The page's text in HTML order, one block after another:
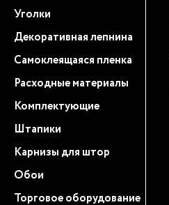
Уголки
Декоративная лепнина
Самоклеящаяся пленка
Расходные материалы
Комплектующие
Штапики
Карнизы для штор
Обои
Торговое оборудование